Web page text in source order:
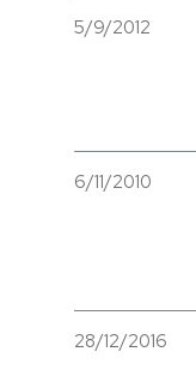
5/9/2012
6/11/2010
28/12/2016